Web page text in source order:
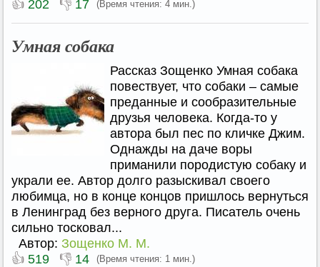
👍 202 👎 17 (Время чтения: 4 мин.)
Умная собака
Рассказ Зощенко Умная собака
повествует, что собаки – самые
преданные и сообразительные
друзья человека. Когда-то у
автора был пес по кличке Джим.
Однажды на даче воры
приманили породистую собаку и
украли ее. Автор долго разыскивал своего
любимца, но в конце концов пришлось вернуться
в Ленинград без верного друга. Писатель очень
сильно тосковал...
Автор: Зощенко М. М.
👍 519 👎 14 (Время чтения: 1 мин.)